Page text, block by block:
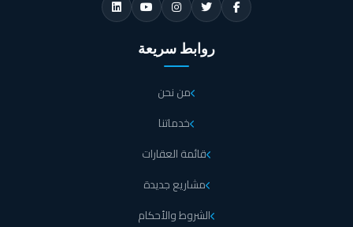
روابط سريعة
من نحن
خدماتنا
قائمة العقارات
مشاريع جديدة
الشروط والأحكام